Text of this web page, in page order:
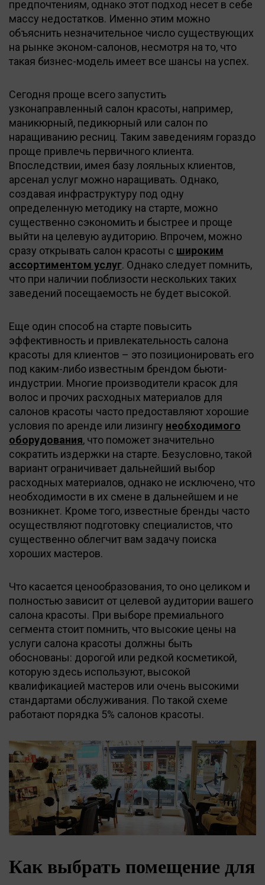
предпочтениям, однако этот подход несет в себе
массу недостатков. Именно этим можно
объяснить незначительное число существующих
на рынке эконом-салонов, несмотря на то, что
такая бизнес-модель имеет все шансы на успех.
Сегодня проще всего запустить
узконаправленный салон красоты, например,
маникюрный, педикюрный или салон по
наращиванию ресниц. Таким заведениям гораздо
проще привлечь первичного клиента.
Впоследствии, имея базу лояльных клиентов,
арсенал услуг можно наращивать. Однако,
создавая инфраструктуру под одну
определенную методику на старте, можно
существенно сэкономить и быстрее и проще
выйти на целевую аудиторию. Впрочем, можно
сразу открывать салон красоты с широким
ассортиментом услуг. Однако следует помнить,
что при наличии поблизости нескольких таких
заведений посещаемость не будет высокой.
Еще один способ на старте повысить
эффективность и привлекательность салона
красоты для клиентов – это позиционировать его
под каким-либо известным брендом бьюти-
индустрии. Многие производители красок для
волос и прочих расходных материалов для
салонов красоты часто предоставляют хорошие
условия по аренде или лизингу необходимого
оборудования, что поможет значительно
сократить издержки на старте. Безусловно, такой
вариант ограничивает дальнейший выбор
расходных материалов, однако не исключено, что
необходимости в их смене в дальнейшем и не
возникнет. Кроме того, известные бренды часто
осуществляют подготовку специалистов, что
существенно облегчит вам задачу поиска
хороших мастеров.
Что касается ценообразования, то оно целиком и
полностью зависит от целевой аудитории вашего
салона красоты. При выборе премиального
сегмента стоит помнить, что высокие цены на
услуги салона красоты должны быть
обоснованы: дорогой или редкой косметикой,
которую здесь используют, высокой
квалификацией мастеров или очень высокими
стандартами обслуживания. По такой схеме
работают порядка 5% салонов красоты.
Как выбрать помещение для